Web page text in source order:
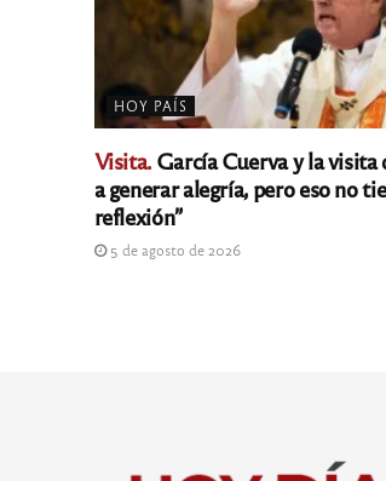
HOY PAÍS
Visita.García Cuerva y la visita
a generar alegría, pero eso no
reflexión”
5 de agosto de 2026